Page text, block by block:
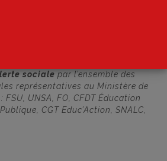
sociale par l’ensemble des
représentatives au Ministère de
UNSA, FO, CFDT Éducation
CGT Educ’Action, SNALC,